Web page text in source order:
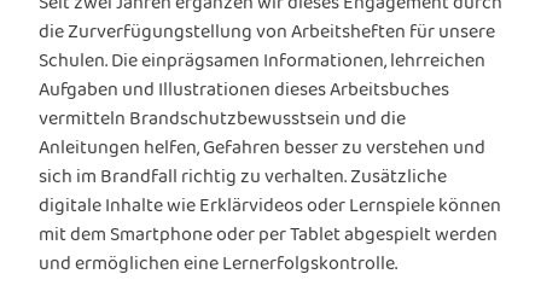
die Zurverfügungstellung von Arbeitsheften für unsere
Schulen. Die einprägsamen Informationen, lehrreichen
Aufgaben und Illustrationen dieses Arbeitsbuches
vermitteln Brandschutzbewusstsein und die
Anleitungen helfen, Gefahren besser zu verstehen und
sich im Brandfall richtig zu verhalten. Zusätzliche
digitale Inhalte wie Erklärvideos oder Lernspiele können
mit dem Smartphone oder per Tablet abgespielt werden
und ermöglichen eine Lernerfolgskontrolle.